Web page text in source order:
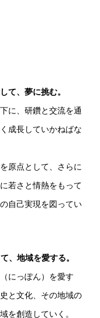
て、夢に挑む。
に、研鑽と交流を通
成長していかねばな
原点として、さらに
若さと情熱をもって
自己実現を図ってい
、地域を愛する。
にっぽん）を愛す
と文化、その地域の
を創造していく。